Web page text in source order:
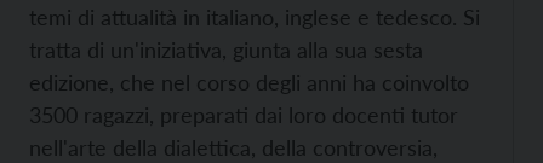
temi di attualità in italiano, inglese e tedesco. Si
tratta di un'iniziativa, giunta alla sua sesta
edizione, che nel corso degli anni ha coinvolto
3500 ragazzi, preparati dai loro docenti tutor
nell'arte della dialettica, della controversia,